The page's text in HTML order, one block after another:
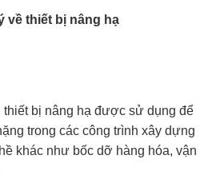
về thiết bị nâng hạ
thiết bị nâng hạ được sử dụng để
trong các công trình xây dựng
khác như bốc dỡ hàng hóa, vận